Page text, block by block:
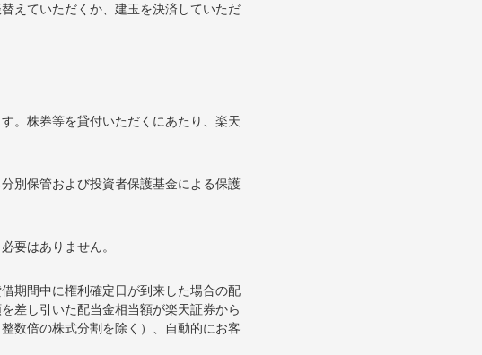
えていただくか、建玉を決済していただ
。株券等を貸付いただくにあたり、楽天
別保管および投資者保護基金による保護
要はありません。
期間中に権利確定日が到来した場合の配
差し引いた配当金相当額が楽天証券から
数倍の株式分割を除く）、自動的にお客